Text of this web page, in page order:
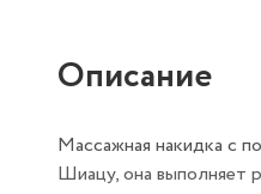
Описание
Массажная накидка с
Шиацу, она выполняет